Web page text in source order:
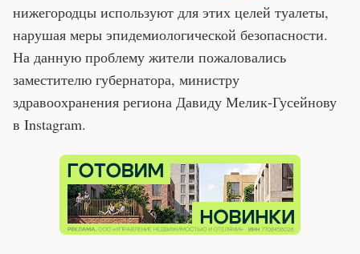
нижегородцы используют для этих целей туалеты,
нарушая меры эпидемиологической безопасности.
На данную проблему жители пожаловались
заместителю губернатора, министру
здравоохранения региона Давиду Мелик-Гусейнову
в Instagram.